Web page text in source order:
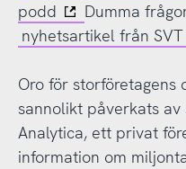
podd
Dumma
nyhetsartikel från
Oro för storföretagens
sannolikt påverkats
Analytica, ett privat
information om